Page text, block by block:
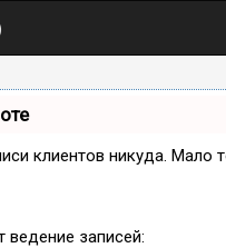
клиентов никуда.
ведение записей: